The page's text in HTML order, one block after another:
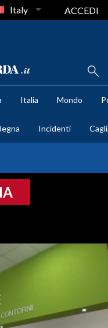
Italy ACCEDI
Italia Mondo
Incidenti